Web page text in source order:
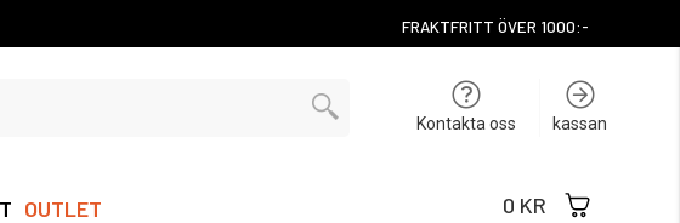
FRAKTFRITT ÖVER 1000:-
Kontakta oss kassan
OUTLET 0 KR